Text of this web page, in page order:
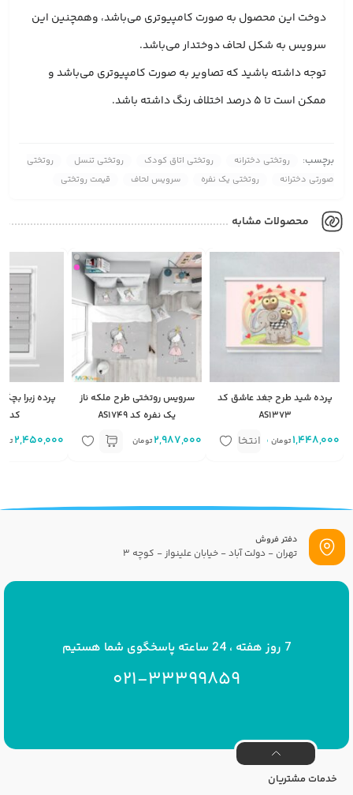
دوخت این محصول به صورت کامپیوتری می‌باشد، وهمچنین این
سرویس به شکل لحاف دوختدار می‌باشد.
توجه داشته باشید که تصاویر به صورت کامپیوتری می‌باشد و
ممکن است تا 5 درصد اختلاف رنگ داشته باشد.
برچسب: روتختی دخترانه روتختی اتاق کودک روتختی تنسل
روتختی
صورتی دخترانه
روتختی یک نفره سرویس لحاف قیمت روتختی
محصولات مشابه
پرده شید طرح جغد عاشق کد
AS1373
1,448,000 تومانمتر مربع
انتخاب
سرویس روتختی طرح ملکه ناز
یک نفره کد AS1749
2,987,000 تومان
پرده زبرا
کد AS1749
2,450,000
دفتر فروش
تهران - دولت آباد - خیابان علینواز - کوچه 3
7 روز هفته ، 24 ساعته پاسخگوی شما هستیم
021-33399859
خدمات مشتریان